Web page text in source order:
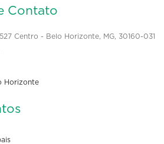
Contato
Centro - Belo Horizonte, MG, 30160-031
Horizonte